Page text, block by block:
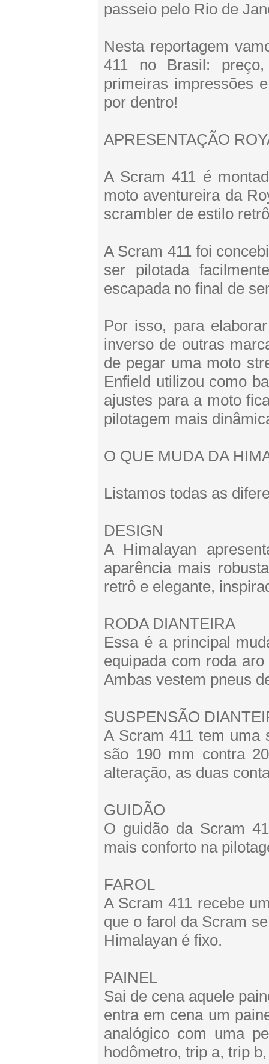
passeio pelo Rio de
Nesta reportagem
411 no Brasil: preço,
primeiras impressões
por dentro!
APRESENTAÇÃO
A Scram 411 é
moto aventureira da
scrambler de estilo
A Scram 411 foi
ser pilotada
escapada no final de
Por isso, para
inverso de outras
de pegar uma moto
Enfield utilizou como
ajustes para a moto
pilotagem mais
O QUE MUDA DA
Listamos todas as
DESIGN
A Himalayan
aparência mais
retrô e elegante,
RODA DIANTEIRA
Essa é a principal
equipada com roda
Ambas vestem pneus
SUSPENSÃO
A Scram 411 tem uma
são 190 mm contra
alteração, as duas
GUIDÃO
O guidão da Scram
mais conforto na
FAROL
A Scram 411 recebe
que o farol da Scram
Himalayan é fixo.
PAINEL
Sai de cena aquele
entra em cena um
analógico com uma
hodômetro, trip a, trip